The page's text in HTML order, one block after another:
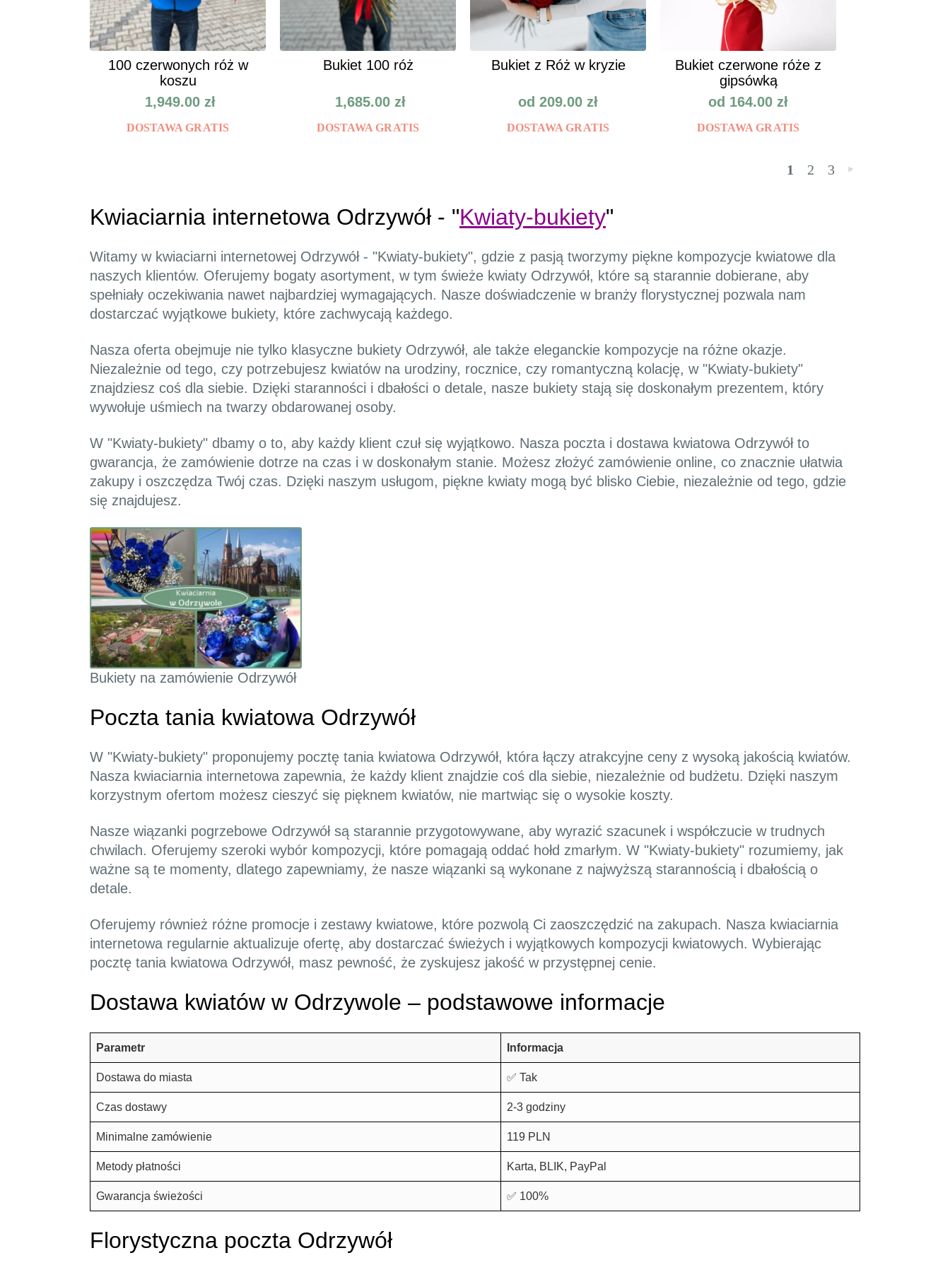
100 czerwonych róż w
koszu
1,949.00 zł
DOSTAWA GRATIS
Bukiet 100 róż
1,685.00 zł
DOSTAWA GRATIS
Bukiet z Róż w kryzie
od 209.00 zł
DOSTAWA GRATIS
Bukiet czerwone róże z
gipsówką
od 164.00 zł
DOSTAWA GRATIS
1 2 3 »
Kwiaciarnia internetowa Odrzywół - "Kwiaty-bukiety"
Witamy w kwiaciarni internetowej Odrzywół - "Kwiaty-bukiety", gdzie z pasją tworzymy piękne kompozycje kwiatowe dla
naszych klientów. Oferujemy bogaty asortyment, w tym świeże kwiaty Odrzywół, które są starannie dobierane, aby
spełniały oczekiwania nawet najbardziej wymagających. Nasze doświadczenie w branży florystycznej pozwala nam
dostarczać wyjątkowe bukiety, które zachwycają każdego.
Nasza oferta obejmuje nie tylko klasyczne bukiety Odrzywół, ale także eleganckie kompozycje na różne okazje.
Niezależnie od tego, czy potrzebujesz kwiatów na urodziny, rocznice, czy romantyczną kolację, w "Kwiaty-bukiety"
znajdziesz coś dla siebie. Dzięki staranności i dbałości o detale, nasze bukiety stają się doskonałym prezentem, który
wywołuje uśmiech na twarzy obdarowanej osoby.
W "Kwiaty-bukiety" dbamy o to, aby każdy klient czuł się wyjątkowo. Nasza poczta i dostawa kwiatowa Odrzywół to
gwarancja, że zamówienie dotrze na czas i w doskonałym stanie. Możesz złożyć zamówienie online, co znacznie ułatwia
zakupy i oszczędza Twój czas. Dzięki naszym usługom, piękne kwiaty mogą być blisko Ciebie, niezależnie od tego, gdzie
się znajdujesz.
Bukiety na zamówienie Odrzywół
Poczta tania kwiatowa Odrzywół
W "Kwiaty-bukiety" proponujemy pocztę tania kwiatowa Odrzywół, która łączy atrakcyjne ceny z wysoką jakością kwiatów.
Nasza kwiaciarnia internetowa zapewnia, że każdy klient znajdzie coś dla siebie, niezależnie od budżetu. Dzięki naszym
korzystnym ofertom możesz cieszyć się pięknem kwiatów, nie martwiąc się o wysokie koszty.
Nasze wiązanki pogrzebowe Odrzywół są starannie przygotowywane, aby wyrazić szacunek i współczucie w trudnych
chwilach. Oferujemy szeroki wybór kompozycji, które pomagają oddać hołd zmarłym. W "Kwiaty-bukiety" rozumiemy, jak
ważne są te momenty, dlatego zapewniamy, że nasze wiązanki są wykonane z najwyższą starannością i dbałością o
detale.
Oferujemy również różne promocje i zestawy kwiatowe, które pozwolą Ci zaoszczędzić na zakupach. Nasza kwiaciarnia
internetowa regularnie aktualizuje ofertę, aby dostarczać świeżych i wyjątkowych kompozycji kwiatowych. Wybierając
pocztę tania kwiatowa Odrzywół, masz pewność, że zyskujesz jakość w przystępnej cenie.
Dostawa kwiatów w Odrzywole – podstawowe informacje
Parametr Informacja
Dostawa do miasta ✅ Tak
Czas dostawy 2-3 godziny
Minimalne zamówienie 119 PLN
Metody płatności Karta, BLIK, PayPal
Gwarancja świeżości ✅ 100%
Florystyczna poczta Odrzywół